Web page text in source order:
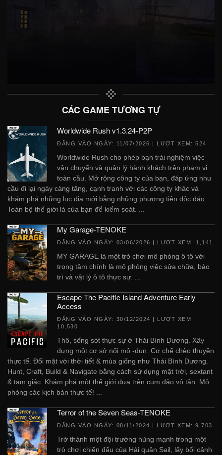
CÁC GAME TƯƠNG TỰ
Worldwide Rush v1.3.24-P2P
ĐĂNG VÀO NGÀY: 11/07/2026 | LƯỢT XEM: 524
Worldwide Rush cho phép bạn trải nghiệm việc
vận chuyển và quản lý hành khách trên phạm vi
toàn cầu. Mở rộng công ty của bạn, đáp ứng nhu
cầu đi lại ngày càng tăng, cạnh tranh với các công ty khác và
khám phá những lục địa mới bằng những phương tiện độc đáo.
Toàn bộ thế giới là của bạn để kiểm soát. ...
My Garage-TENOKE
ĐĂNG VÀO NGÀY: 03/06/2026 | LƯỢT XEM: 1,141
MY GARAGE là một trò chơi mô phỏng ô tô với
trọng tâm chính là mô phỏng việc sửa chữa, bảo
trì và vật lý ô tô thực sự. ...
Escape The Pacific Island Adventure Early
Access
ĐĂNG VÀO NGÀY: 30/12/2024 | LƯỢT XEM:
10,530
Thô, sống sót thực sự ở Thái Bình Dương. Xây
dựng một cơ sở nổi mô -đun. Cơ chế chèo thuyền
thực tế. Đối mặt với thời tiết & mùa giống như Thái Bình Dương.
Hunt, Craft, Build & Navigate bằng cách sử dụng mặt trời, sextant
& tam giác. Khám phá một thế giới dựa trên cụm đảo vô tận. Mô
phỏng các kịch bản thực tế! ...
Terror of the Seven Seas-TENOKE
ĐĂNG VÀO NGÀY: 08/11/2024 | LƯỢT XEM: 9,703
Trở thành một đội trưởng hùng mạnh trong một
trò chơi chiến đấu của Hải quân Sail, lấy bối cảnh